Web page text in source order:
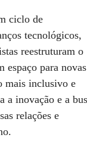
ciclo de
tecnológicos,
reestruturam o
espaço para novas
mais inclusivo e
a inovação e a
relações e